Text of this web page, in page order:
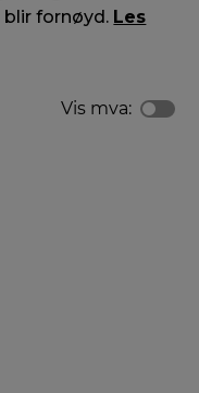
fornøyd. Les
Vis mva: